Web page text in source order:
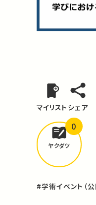
マイリスト シェア
ヤクダツ
0
#学術イベント（